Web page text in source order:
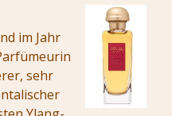
im Jahr
sehr